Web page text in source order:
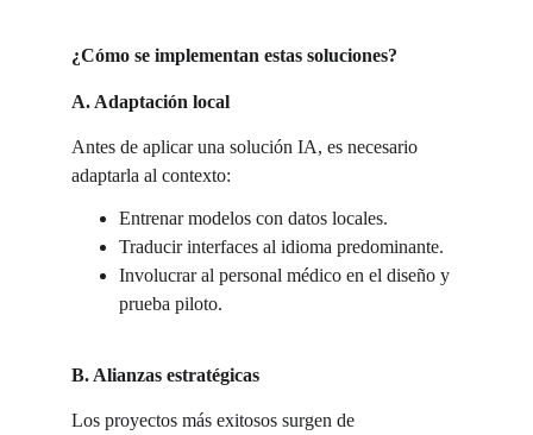
¿Cómo se implementan estas soluciones?
A. Adaptación local
Antes de aplicar una solución IA, es necesario
adaptarla al contexto:
Entrenar modelos con datos locales.
Traducir interfaces al idioma predominante.
Involucrar al personal médico en el diseño y
prueba piloto.
B. Alianzas estratégicas
Los proyectos más exitosos surgen de